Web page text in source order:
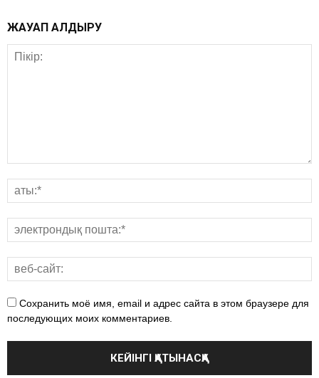
ЖАУАП ҚАЛДЫРУ
Сохранить моё имя, email и адрес сайта в этом браузере для
последующих моих комментариев.